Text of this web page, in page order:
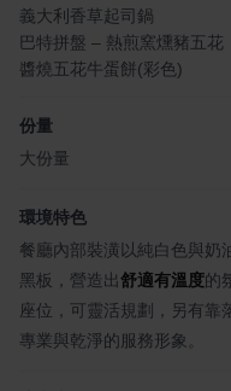
義大利香草起司鍋
巴特拼盤 – 熱煎窯燻豬五花
醬燒五花牛蛋餅(彩色)
份量
大份量
環境特色
餐廳內部裝潢以純白色與奶
黑板，營造出舒適有溫度的
座位，可靈活規劃，另有靠
專業與乾淨的服務形象。